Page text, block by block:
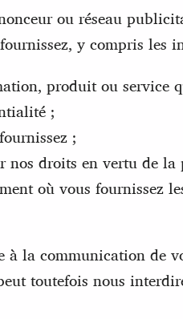
ou réseau
y compris les
produit ou service
;
;
droits en vertu de la
où vous fournissez
la communication de
toutefois nous